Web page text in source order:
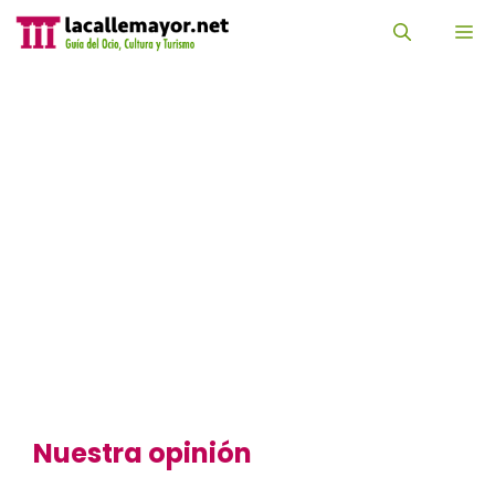
contenido
Nuestra opinión